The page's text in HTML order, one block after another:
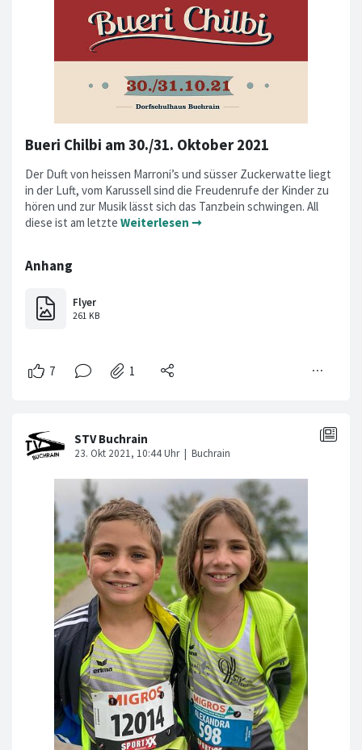
Bueri Chilbi am 30./31. Oktober 2021
Der Duft von heissen Marroni’s und süsser Zuckerwatte liegt
in der Luft, vom Karussell sind die Freudenrufe der Kinder zu
hören und zur Musik lässt sich das Tanzbein schwingen. All
diese ist am letzte Weiterlesen ➞